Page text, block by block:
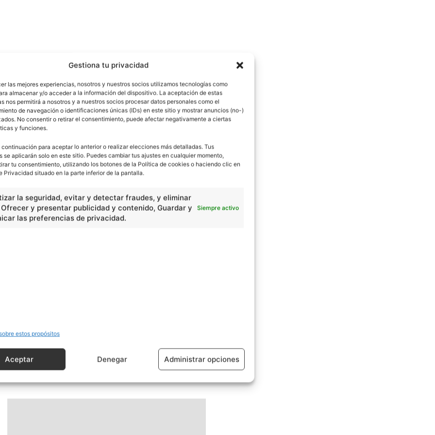
Gestiona tu privacidad
las mejores experiencias, nosotros y nuestros socios utilizamos tecnologías como
almacenar y/o acceder a la información del dispositivo. La aceptación de estas
nos permitirá a nosotros y a nuestros socios procesar datos personales como el
de navegación o identificaciones únicas (IDs) en este sitio y mostrar anuncios (no-)
No consentir o retirar el consentimiento, puede afectar negativamente a ciertas
y funciones.
para aceptar lo anterior o realizar elecciones más detalladas. Tus
se aplicarán solo en este sitio. Puedes cambiar tus ajustes en cualquier momento,
tu consentimiento, utilizando los botones de la Política de cookies o haciendo clic en
Privacidad situado en la parte inferior de la pantalla.
la seguridad, evitar y detectar fraudes, y eliminar
y presentar publicidad y contenido, Guardar y
las preferencias de privacidad.
Siempre activo
estos propósitos
Aceptar Denegar Administrar opciones
Movimiento zapatista